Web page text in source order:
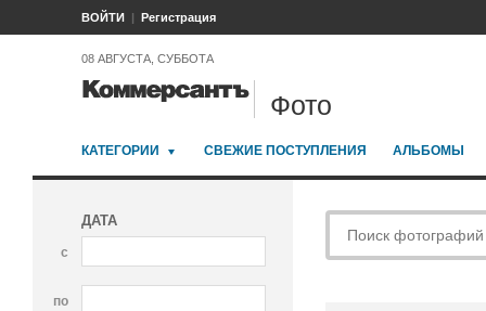
ВОЙТИ Регистрация
08 АВГУСТА, СУББОТА
Фото
КАТЕГОРИИ СВЕЖИЕ ПОСТУПЛЕНИЯ АЛЬБОМЫ
ДАТА
с
по